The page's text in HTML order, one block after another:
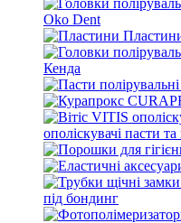
Oko Dent
Кенда
ополіскувачі пасти
під бондинг